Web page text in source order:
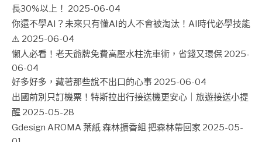
長30%以上！ 2025-06-04
你還不學AI？未來只有懂AI的人不會被淘汰！AI時代必學技能
⚠️ 2025-06-04
懶人必看！老天爺牌免費高壓水柱洗車術，省錢又環保 2025-
06-04
好多好多，藏著那些說不出口的心事 2025-06-04
出國前別只訂機票！特斯拉出行接送機更安心｜旅遊接送小提
醒 2025-05-28
Gdesign AROMA 葉紙 森林擴香組 把森林帶回家 2025-05-